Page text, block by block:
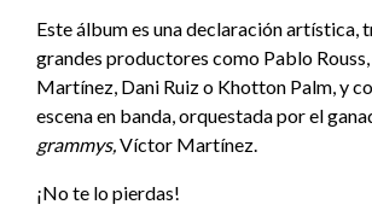
Este álbum es una declaración artística,
grandes productores como Pablo
Martínez, Dani Ruiz o Khotton Palm, y
escena en banda, orquestada por el
grammys,Víctor Martínez.
¡No te lo pierdas!